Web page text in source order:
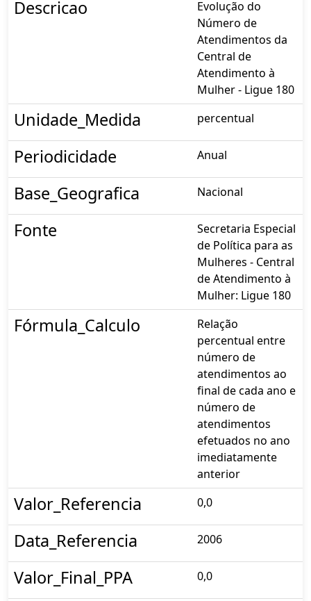
Descricao
Evolução do
Número de
Atendimentos da
Central de
Atendimento à
Mulher - Ligue 180
Unidade_Medida percentual
Periodicidade Anual
Base_Geografica Nacional
Fonte
Secretaria Especial
de Política para as
Mulheres - Central
de Atendimento à
Mulher: Ligue 180
Fórmula_Calculo
Relação
percentual entre
número de
atendimentos ao
final de cada ano e
número de
atendimentos
efetuados no ano
imediatamente
anterior
Valor_Referencia 0,0
Data_Referencia 2006
Valor_Final_PPA 0,0